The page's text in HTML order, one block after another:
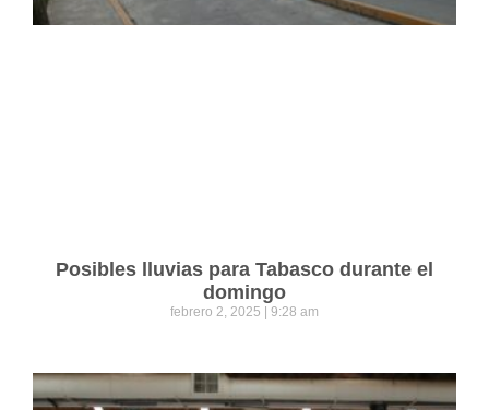
Posibles lluvias para Tabasco durante el
domingo
febrero 2, 2025 9:28 am